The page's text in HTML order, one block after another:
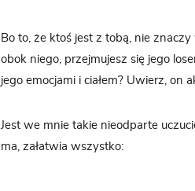
Bo to, że ktoś jest z tobą, nie
obok niego, przejmujesz się jego
jego emocjami i ciałem? Uwierz, on
Jest we mnie takie nieodparte
ma, załatwia wszystko: